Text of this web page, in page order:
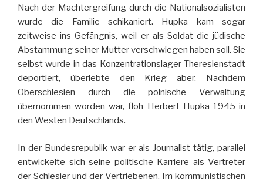
Nach der Machtergreifung durch die Nationalsozialisten
wurde die Familie schikaniert. Hupka kam sogar
zeitweise ins Gefängnis, weil er als Soldat die jüdische
Abstammung seiner Mutter verschwiegen haben soll. Sie
selbst wurde in das Konzentrationslager Theresienstadt
deportiert, überlebte den Krieg aber. Nachdem
Oberschlesien durch die polnische Verwaltung
übernommen worden war, floh Herbert Hupka 1945 in
den Westen Deutschlands.
In der Bundesrepublik war er als Journalist tätig, parallel
entwickelte sich seine politische Karriere als Vertreter
der Schlesier und der Vertriebenen. Im kommunistischen